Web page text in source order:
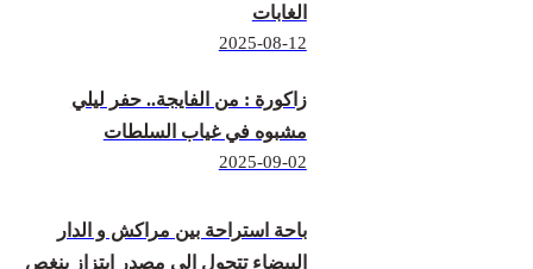
الغابات
2025-08-12
زاكورة : من الفايجة.. حفر ليلي
مشبوه في غياب السلطات
2025-09-02
باحة استراحة بين مراكش و الدار
البيضاء تتحول الى مصدر ابتزاز ينغص